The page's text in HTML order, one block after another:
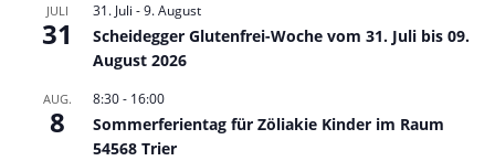
JULI
31
31. Juli -9. August
Scheidegger Glutenfrei-Woche vom 31. Juli bis 09.
August 2026
AUG.
8
8:30- 16:00
Sommerferientag für Zöliakie Kinder im Raum
54568 Trier